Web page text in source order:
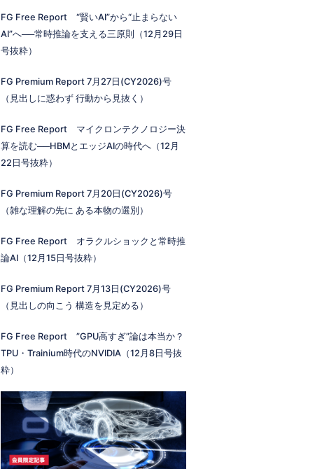
FG Free Report “賢いAI”から“止まらない
AI”へ──常時推論を支える三原則（12月29日
号抜粋）
FG Premium Report 7月27日(CY2026)号
（見出しに惑わず 行動から見抜く）
FG Free Report マイクロンテクノロジー決
算を読む──HBMとエッジAIの時代へ（12月
22日号抜粋）
FG Premium Report 7月20日(CY2026)号
（雑な理解の先に ある本物の選別）
FG Free Report オラクルショックと常時推
論AI（12月15日号抜粋）
FG Premium Report 7月13日(CY2026)号
（見出しの向こう 構造を見定める）
FG Free Report ”GPU高すぎ”論は本当か？
TPU・Trainium時代のNVIDIA（12月8日号抜
粋）